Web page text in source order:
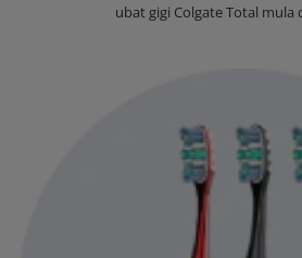
ubat gigi Colgate Total mula